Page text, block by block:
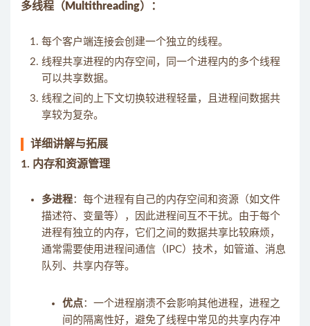
多线程（Multithreading） ：
每个客户端连接会创建一个独立的线程。
线程共享进程的内存空间，同一个进程内的多个线程
可以共享数据。
线程之间的上下文切换较进程轻量，且进程间数据共
享较为复杂。
详细讲解与拓展
1. 内存和资源管理
多进程：每个进程有自己的内存空间和资源（如文件
描述符、变量等），因此进程间互不干扰。由于每个
进程有独立的内存，它们之间的数据共享比较麻烦，
通常需要使用进程间通信（IPC）技术，如管道、消息
队列、共享内存等。
优点：一个进程崩溃不会影响其他进程，进程之
间的隔离性好，避免了线程中常见的共享内存冲